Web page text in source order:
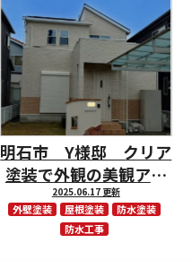
明石市 Y様邸 クリア
塗装で外観の美観アッ
プ！
2025.06.17 更新
外壁塗装 屋根塗装
防水塗装
防水工事